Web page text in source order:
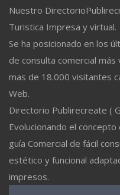
Nuestro
Turistica Impresa y virtual.
Se ha posicionado en los
de consulta comercial
mas de 18.000 visitantes
Web.
Directorio Publirecreate (
Evolucionando el
guía Comercial de fácil
estético y funcional
impresos.